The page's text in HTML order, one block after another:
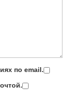
по email.